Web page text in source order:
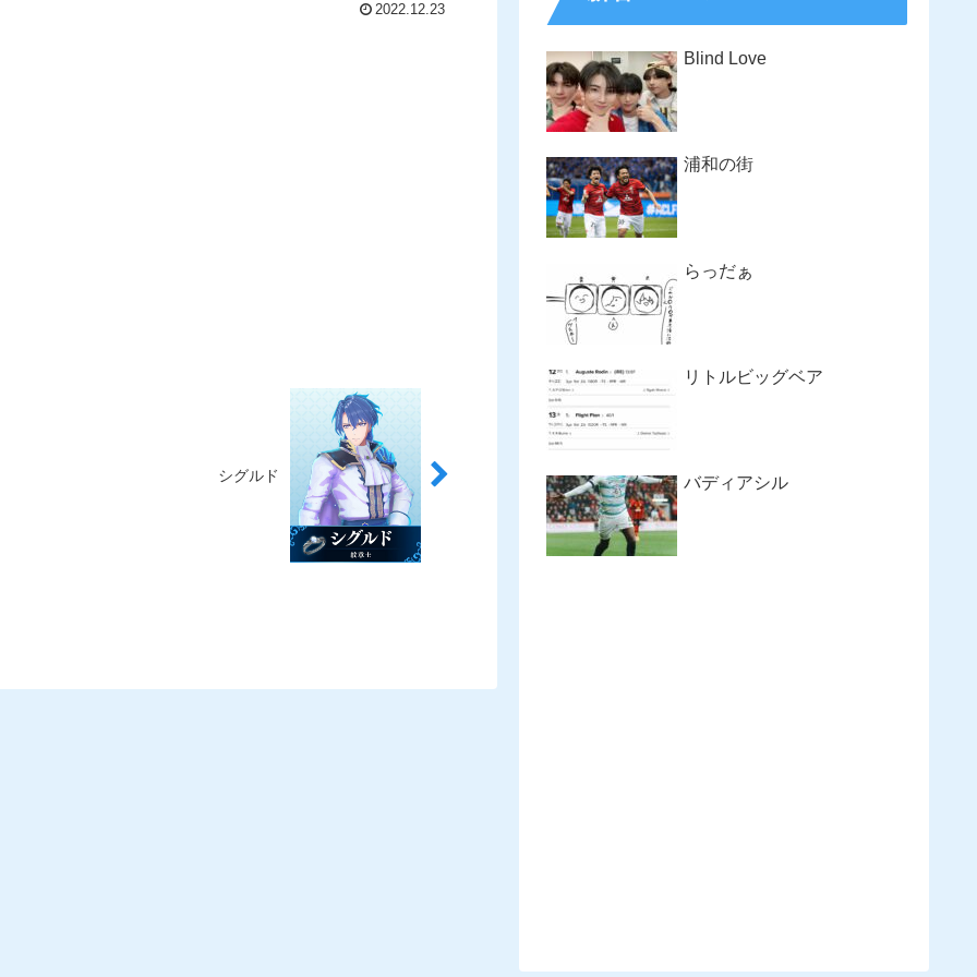
2022.12.23
シグルド
Blind Love
浦和の街
らっだぁ
リトルビッグベア
バディアシル